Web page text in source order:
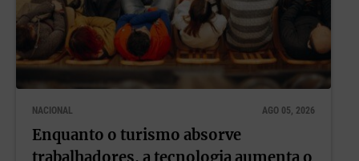
NACIONAL AGO 05, 2026
Enquanto o turismo absorve